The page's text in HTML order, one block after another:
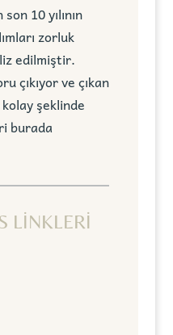
10 yılının
zorluk
edilmiştir.
çıkıyor ve çıkan
şeklinde
burada
LİNKLERİ